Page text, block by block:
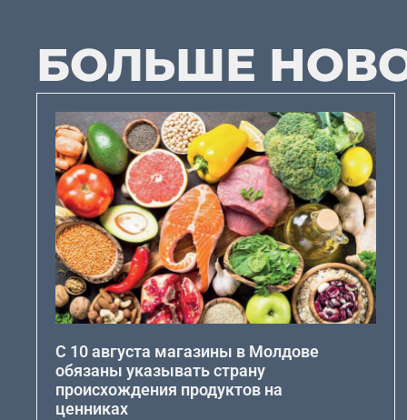
БОЛЬШЕ
С 10 августа магазины в Молдове
обязаны указывать страну
происхождения продуктов на
ценниках